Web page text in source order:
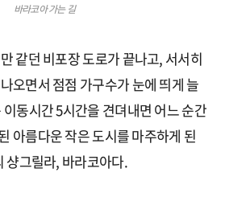
바라코아 가는 길
같던 비포장 도로가 끝나고, 서서히
오면서 점점 가구수가 눈에 띄게 늘
동시간 5시간을 견뎌내면 어느 순간
아름다운 작은 도시를 마주하게 된
샹그릴라, 바라코아다.